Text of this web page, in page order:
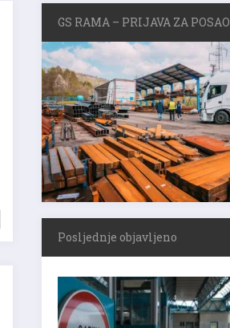
GS RAMA – PRIJAVA ZA POSAO
Posljednje objavljeno